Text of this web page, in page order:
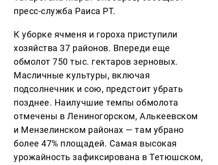
пресс-служба Раиса РТ.
К уборке ячменя и гороха приступили
хозяйства 37 районов. Впереди еще
обмолот 750 тыс. гектаров зерновых.
Масличные культуры, включая
подсолнечник и сою, предстоит убрать
позднее. Наилучшие темпы обмолота
отмечены в Лениногорском, Алькеевском
и Мензелинском районах — там убрано
более 47% площадей. Самая высокая
урожайность зафиксирована в Тетюшском,